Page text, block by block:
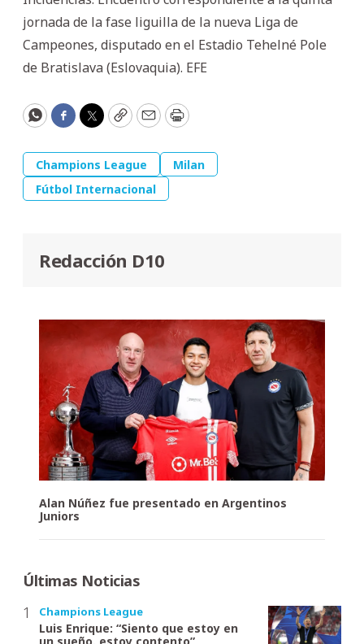
jornada de la fase liguilla de la nueva Liga de
Campeones, disputado en el Estadio Tehelné Pole
de Bratislava (Eslovaquia). EFE
WhatsApp
Facebook
Twitter
CopyEmailPrint
Champions League
Milan
Fútbol Internacional
Redacción D10
Alan Núñez fue presentado en Argentinos
Juniors
Últimas Noticias
Champions League
Luis Enrique: “Siento que estoy en